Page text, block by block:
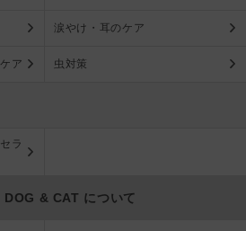
涙やけ・耳のケア
ア 虫対策
ラ
DOG & CAT について